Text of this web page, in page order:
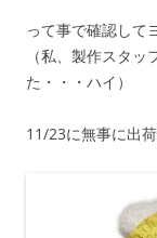
って事で確認して
（私、製作スタ
た・・・ハイ）
11/23に無事に出